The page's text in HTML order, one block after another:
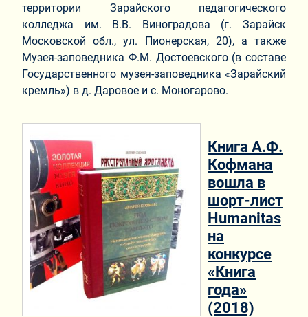
территории Зарайского педагогического
колледжа им. В.В. Виноградова (г. Зарайск
Московской обл., ул. Пионерская, 20), а также
Музея-заповедника Ф.М. Достоевского (в составе
Государственного музея-заповедника «Зарайский
кремль») в д. Даровое и с. Моногарово.
Книга А.Ф.
Кофмана
вошла в
шорт-лист
Humanitas
на
конкурсе
«Книга
года»
(2018)